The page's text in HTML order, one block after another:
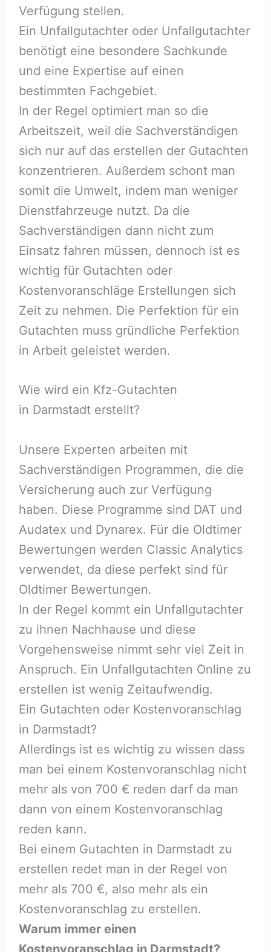
Verfügung stellen.
Ein Unfallgutachter oder Unfallgutachter
benötigt eine besondere Sachkunde
und eine Expertise auf einen
bestimmten Fachgebiet.
In der Regel optimiert man so die
Arbeitszeit, weil die Sachverständigen
sich nur auf das erstellen der Gutachten
konzentrieren. Außerdem schont man
somit die Umwelt, indem man weniger
Dienstfahrzeuge nutzt. Da die
Sachverständigen dann nicht zum
Einsatz fahren müssen, dennoch ist es
wichtig für Gutachten oder
Kostenvoranschläge Erstellungen sich
Zeit zu nehmen. Die Perfektion für ein
Gutachten muss gründliche Perfektion
in Arbeit geleistet werden.
Wie wird ein Kfz-Gutachten
in Darmstadt erstellt?
Unsere Experten arbeiten mit
Sachverständigen Programmen, die die
Versicherung auch zur Verfügung
haben. Diese Programme sind DAT und
Audatex und Dynarex. Für die Oldtimer
Bewertungen werden Classic Analytics
verwendet, da diese perfekt sind für
Oldtimer Bewertungen.
In der Regel kommt ein Unfallgutachter
zu ihnen Nachhause und diese
Vorgehensweise nimmt sehr viel Zeit in
Anspruch. Ein Unfallgutachten Online zu
erstellen ist wenig Zeitaufwendig.
Ein Gutachten oder Kostenvoranschlag
in Darmstadt?
Allerdings ist es wichtig zu wissen dass
man bei einem Kostenvoranschlag nicht
mehr als von 700 € reden darf da man
dann von einem Kostenvoranschlag
reden kann.
Bei einem Gutachten in Darmstadt zu
erstellen redet man in der Regel von
mehr als 700 €, also mehr als ein
Kostenvoranschlag zu erstellen.
Warum immer einen
Kostenvoranschlag in Darmstadt?